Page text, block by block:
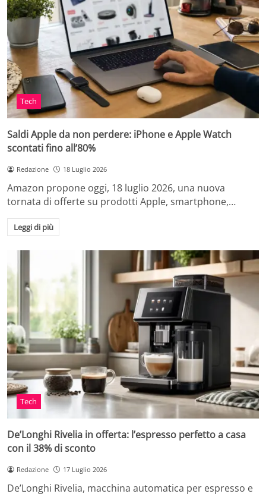
Tech
Saldi Apple da non perdere: iPhone e Apple Watch
scontati fino all’80%
Redazione 18 Luglio 2026
Amazon propone oggi, 18 luglio 2026, una nuova
tornata di offerte su prodotti Apple, smartphone,…
Leggi di più
Tech
De’Longhi Rivelia in offerta: l’espresso perfetto a casa
con il 38% di sconto
Redazione 17 Luglio 2026
De’Longhi Rivelia, macchina automatica per espresso e